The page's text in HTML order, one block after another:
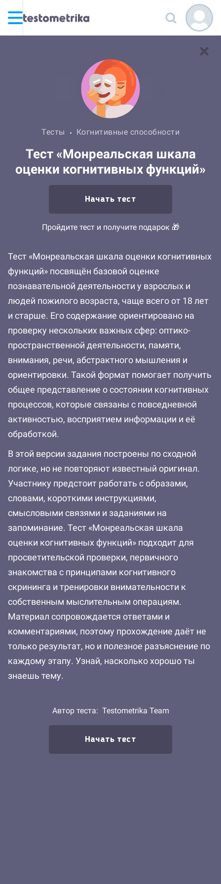
Тесты Когнитивные способности
Тест «Монреальская шкала
оценки когнитивных функций»
Начать тест
Пройдите тест и получите подарок 🎁
Тест «Монреальская шкала оценки когнитивных
функций» посвящён базовой оценке
познавательной деятельности у взрослых и
людей пожилого возраста, чаще всего от 18 лет
и старше. Его содержание ориентировано на
проверку нескольких важных сфер: оптико-
пространственной деятельности, памяти,
внимания, речи, абстрактного мышления и
ориентировки. Такой формат помогает получить
общее представление о состоянии когнитивных
процессов, которые связаны с повседневной
активностью, восприятием информации и её
обработкой.
В этой версии задания построены по сходной
логике, но не повторяют известный оригинал.
Участнику предстоит работать с образами,
словами, короткими инструкциями,
смысловыми связями и заданиями на
запоминание. Тест «Монреальская шкала
оценки когнитивных функций» подходит для
просветительской проверки, первичного
знакомства с принципами когнитивного
скрининга и тренировки внимательности к
собственным мыслительным операциям.
Материал сопровождается ответами и
комментариями, поэтому прохождение даёт не
только результат, но и полезное разъяснение по
каждому этапу. Узнай, насколько хорошо ты
знаешь тему.
Автор теста: Testometrika Team
Начать тест